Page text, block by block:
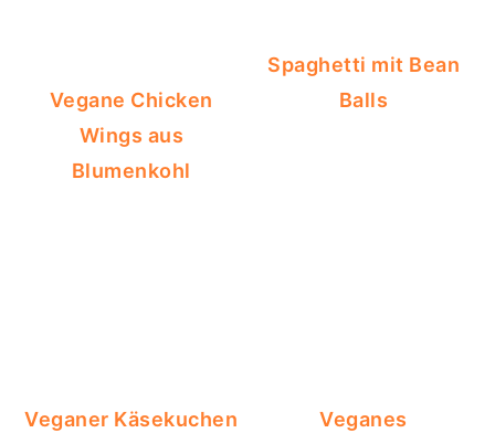
Vegane Chicken
Wings aus
Blumenkohl
Spaghetti mit Bean
Balls
Veganer Käsekuchen
Veganes